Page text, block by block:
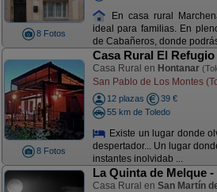
8 Fotos
En casa rural
ideal para familias. En
de Cabañeros, donde
8 Fotos
Casa Rural El
Casa Rural en Hontanar
San Pablo de Los Montes
12 plazas
39 €
55 km de Toledo
Existe un lugar donde
despertador... Un lugar
instantes inolvidab ...
La Quinta de Melque
Casa Rural en San Martín